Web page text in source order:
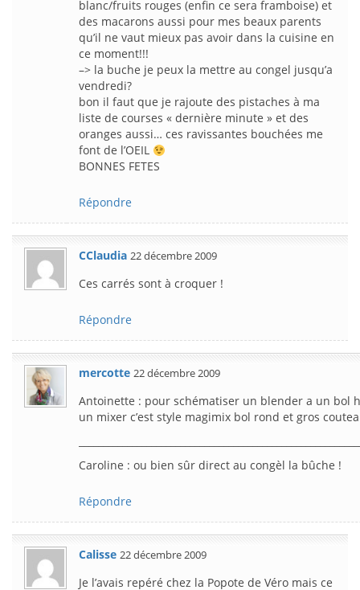
blanc/fruits rouges (enfin ce sera framboise) et
des macarons aussi pour mes beaux parents
qu’il ne vaut mieux pas avoir dans la cuisine en
ce moment!!!
–> la buche je peux la mettre au congel jusqu’a
vendredi?
bon il faut que je rajoute des pistaches à ma
liste de courses « dernière minute » et des
oranges aussi… ces ravissantes bouchées me
font de l’OEIL
BONNES FETES
Répondre
CClaudia 22 décembre 2009
Ces carrés sont à croquer !
Répondre
mercotte 22 décembre 2009
Antoinette : pour schématiser un blender a un bol
un mixer c’est style magimix bol rond et gros
Caroline : ou bien sûr direct au congèl la bûche !
Répondre
Calisse 22 décembre 2009
Je l’avais repéré chez la Popote de Véro mais ce